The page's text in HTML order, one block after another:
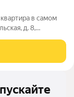
в самом
д. 8,
районе